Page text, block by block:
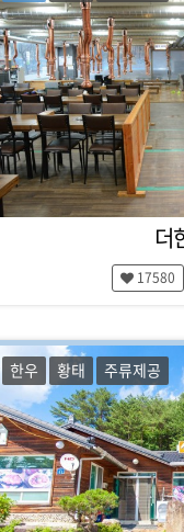
더
17580
한우 황태 주류제공